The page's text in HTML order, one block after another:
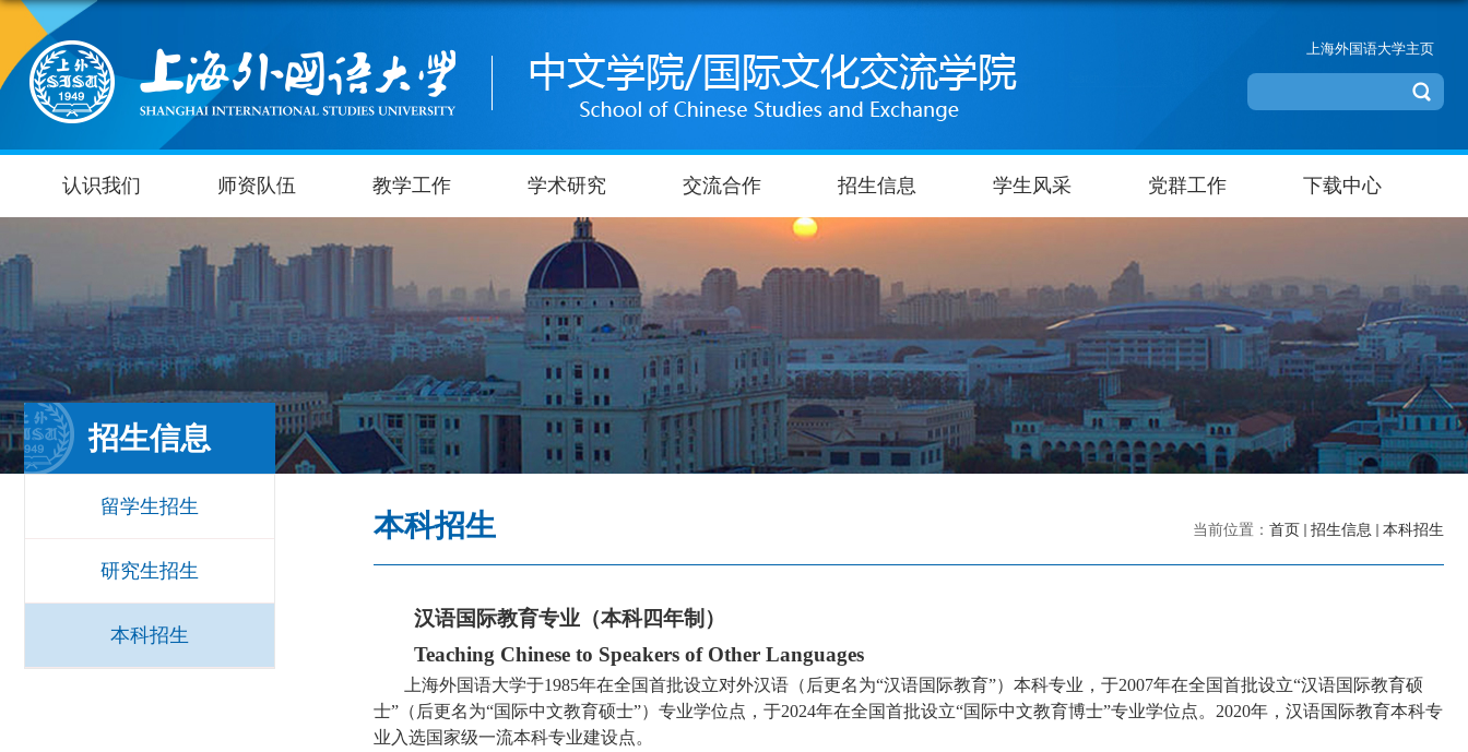
上海外国语大学主页
认识我们 师资队伍 教学工作 学术研究 交流合作 招生信息 学生风采 党群工作 下载中心
招生信息
留学生招生
研究生招生
本科招生
当前位置： 首页 招生信息 本科招生
本科招生
汉语国际教育专业（本科四年制 ）
Teaching Chinese to Speakers of Other Languages
上海外国语大学于1985年在全国首批设立对外汉语 （后更名为“汉语国际教育”） 本科专业 ，于2007年在全国首批设立“汉语国际教育硕
士”（后更名为“国际中文教育硕士”）专业学位点，于2024年在全国首批设立“国际中文教育博士”专业学位点。 2020年，汉语国际教育本科专
业入选国家级一流本科专业建设点。